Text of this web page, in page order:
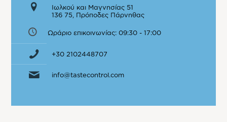
Ιωλκού και Μαγνησίας 51
136 75, Πρόποδες Πάρνηθας
Ωράριο επικοινωνίας: 09:30 - 17:00
+30 2102448707
info@tastecontrol.com